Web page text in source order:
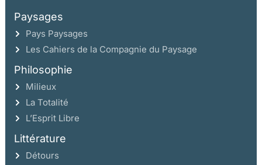
Paysages
Pays Paysages
Les Cahiers de la Compagnie du Paysage
Philosophie
Milieux
La Totalité
L’Esprit Libre
Littérature
Détours